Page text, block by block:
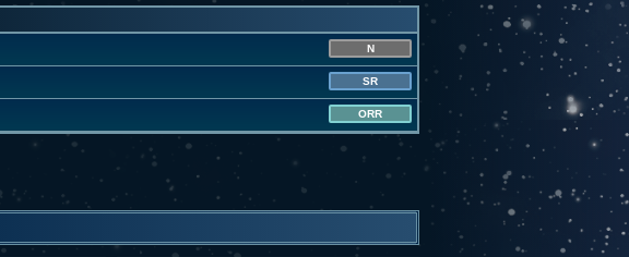
N
SR
ORR